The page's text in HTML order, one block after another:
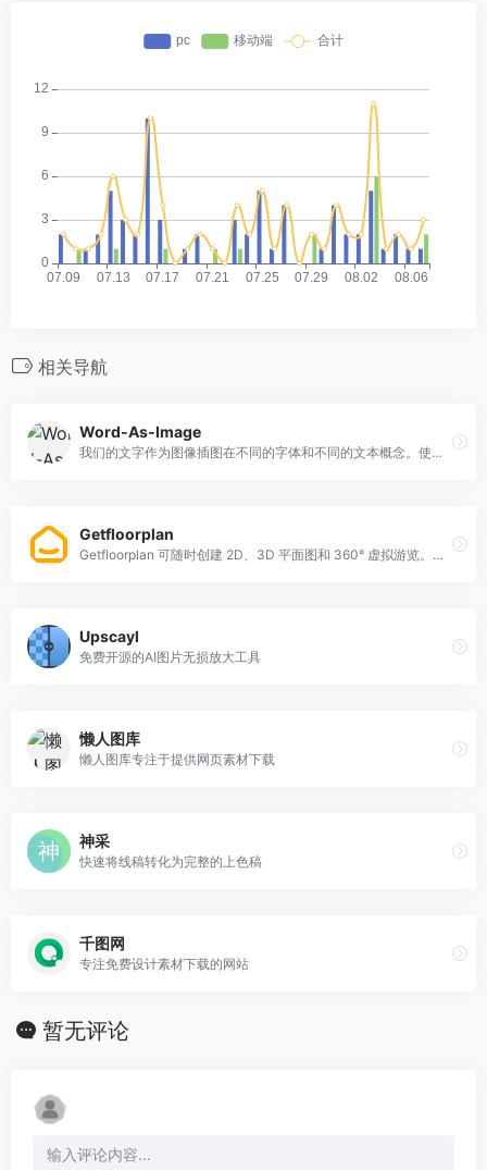
相关导航
Word-As-Image
我们的文字作为图像插图在不同的字体和不同的文本概念。使用我们的方法，语义调整的字母完全自动创建，然后可以用于进一步的创造性设计，正如我们在这里所演示的那样。
Getfloorplan
Getfloorplan 可随时创建 2D、3D 平面图和 360° 虚拟游览。使用我们的材料，您的普通房源可以变成您客户的梦想之家图片
Upscayl
免费开源的AI图片无损放大工具
懒人图库
懒人图库专注于提供网页素材下载
神采
快速将线稿转化为完整的上色稿
千图网
专注免费设计素材下载的网站
暂无评论